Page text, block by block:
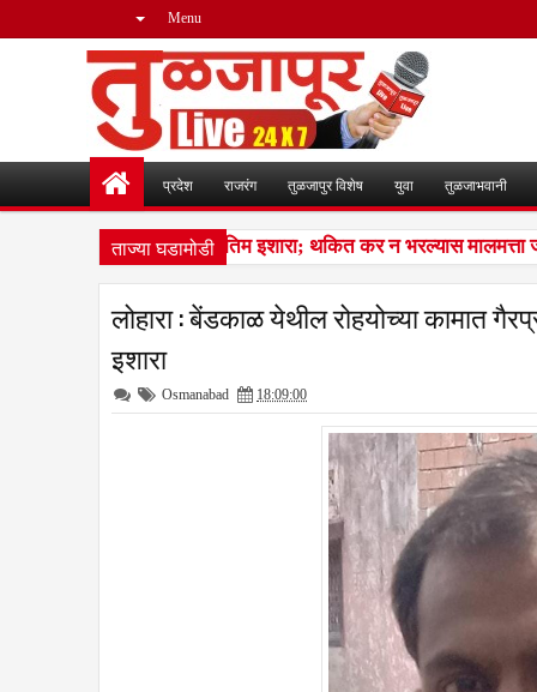
Menu
प्रदेश राजरंग तुळजापुर विशेष युवा तुळजाभवानी
ताज्या घडामोडी
पालिकेचा अंतिम इशारा; थकित कर न भरल्यास मालमत्ता
लोहारा : बेंडकाळ येथील रोहयोच्या कामात
इशारा
Osmanabad 18:09:00